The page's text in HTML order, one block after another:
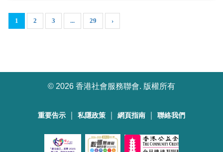
1 2 3 ... 29 ›
© 2026 香港社會服務聯會. 版權所有
重要告示 私隱政策 網頁指南 聯絡我們